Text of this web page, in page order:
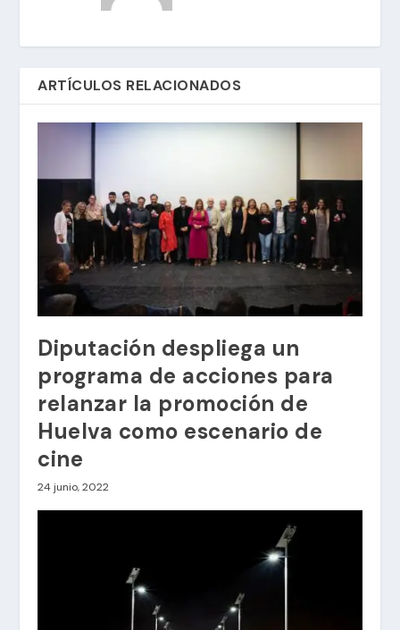
ARTÍCULOS RELACIONADOS
Diputación despliega un
programa de acciones para
relanzar la promoción de
Huelva como escenario de
cine
24 junio, 2022